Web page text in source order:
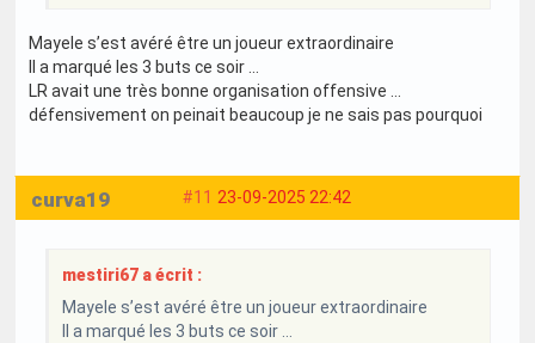
Mayele s’est avéré être un joueur extraordinaire
Il a marqué les 3 buts ce soir …
LR avait une très bonne organisation offensive …
défensivement on peinait beaucoup je ne sais pas pourquoi
#11 23-09-2025 22:42
curva19
mestiri67 a écrit :
Mayele s’est avéré être un joueur extraordinaire
Il a marqué les 3 buts ce soir …